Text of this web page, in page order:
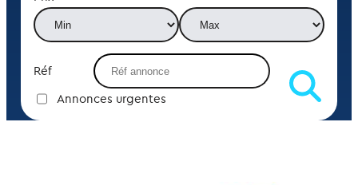
Réf
Annonces urgentes